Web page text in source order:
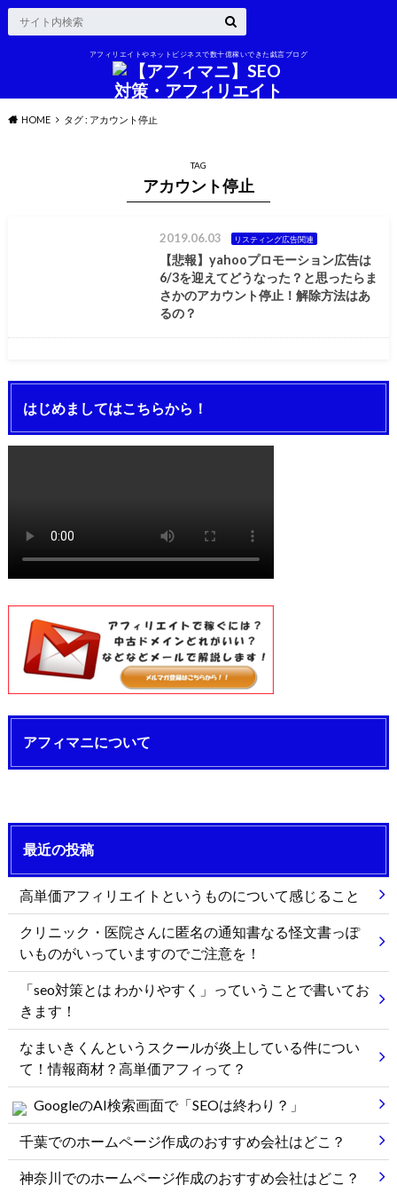
アフィリエイトやネットビジネスで数十億稼いできた戯言ブログ
HOME タグ : アカウント停止
TAG
アカウント停止
2019.06.03 リスティング広告関連
【悲報】yahooプロモーション広告は
6/3を迎えてどうなった？と思ったらま
さかのアカウント停止！解除方法はあ
るの？
はじめましてはこちらから！
アフィマニについて
最近の投稿
高単価アフィリエイトというものについて感じること
クリニック・医院さんに匿名の通知書なる怪文書っぽ
いものがいっていますのでご注意を！
「seo対策とは わかりやすく」っていうことで書いてお
きます！
なまいきくんというスクールが炎上している件につい
て！情報商材？高単価アフィって？
GoogleのAI検索画面で「SEOは終わり？」
千葉でのホームページ作成のおすすめ会社はどこ？
神奈川でのホームページ作成のおすすめ会社はどこ？